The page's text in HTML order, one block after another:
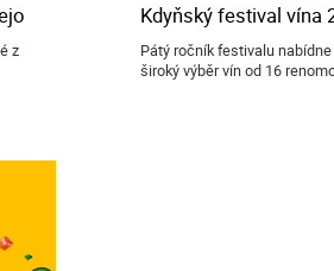
z
Kdyňský festival vína
Pátý ročník festivalu
široký výběr vín od 16